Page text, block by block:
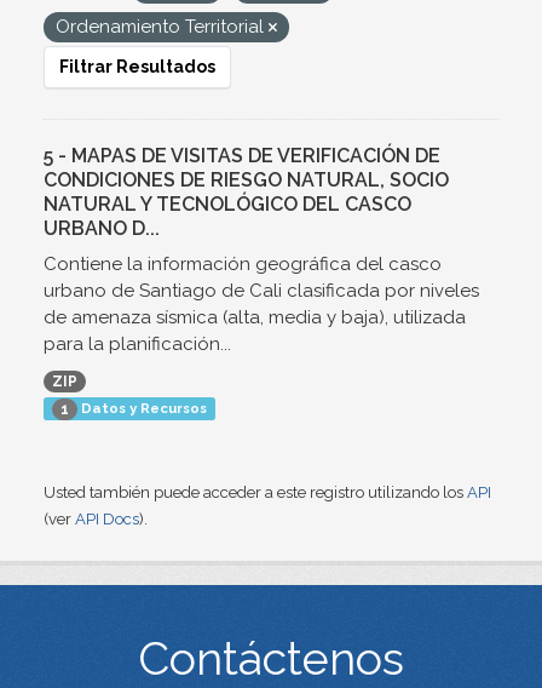
Ordenamiento Territorial
Filtrar Resultados
5 - MAPAS DE VISITAS DE VERIFICACIÓN DE
CONDICIONES DE RIESGO NATURAL, SOCIO
NATURAL Y TECNOLÓGICO DEL CASCO
URBANO D...
Contiene la información geográfica del casco
urbano de Santiago de Cali clasificada por niveles
de amenaza sísmica (alta, media y baja), utilizada
para la planificación...
ZIP
1 Datos y Recursos
Usted también puede acceder a este registro utilizando los API
(ver API Docs).
Contáctenos